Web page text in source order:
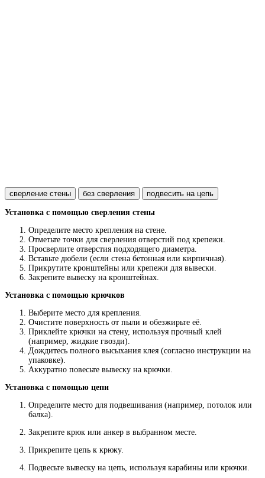
сверление стены без сверления подвесить на цепь
Установка с помощью сверления стены
Определите место крепления на стене.
Отметьте точки для сверления отверстий под крепежи.
Просверлите отверстия подходящего диаметра.
Вставьте дюбели (если стена бетонная или кирпичная).
Прикрутите кронштейны или крепежи для вывески.
Закрепите вывеску на кронштейнах.
Установка с помощью крючков
Выберите место для крепления.
Очистите поверхность от пыли и обезжирьте её.
Приклейте крючки на стену, используя прочный клей
(например, жидкие гвозди).
Дождитесь полного высыхания клея (согласно инструкции на
упаковке).
Аккуратно повесьте вывеску на крючки.
Установка с помощью цепи
Определите место для подвешивания (например, потолок или
балка).
Закрепите крюк или анкер в выбранном месте.
Прикрепите цепь к крюку.
Подвесьте вывеску на цепь, используя карабины или крючки.